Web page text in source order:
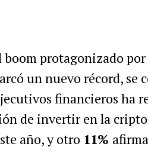
boom protagonizado por
un nuevo récord, se
financieros ha
de invertir en la
año, y otro 11%